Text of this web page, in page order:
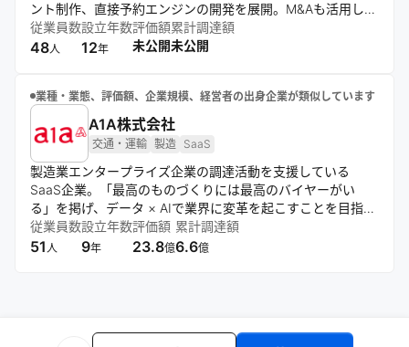
ント制作、直接予約エンジンの開発を展開。M&Aも活用し、
ライフスタイルと観光に新たな選択肢を提案。CHILLNNな
どの自社サービスで業界のデジタル化も推進する。
従業員数
48人
設立年数
12年
評価額
未公開
累計調達額
未公開
業種・業態、評価額、企業規模、経営者の出身企業が類似しています
A1A株式会社
交通・運輸 製造 SaaS
製造業エンタープライズ企業の調達活動を支援している
SaaS企業。「最高のものづくりには最高のバイヤーがい
る」を掲げ、データ × AIで業界に変革を起こすことを目指し
ています。提供サービスである「UPCYCLE」は自動車業界
を中心に導入が進み、ローンチ1年で自動車メーカーやTier1
従業員数
51 人
設立年数
9年
評価額
23.8億
累計調達額
6.6億